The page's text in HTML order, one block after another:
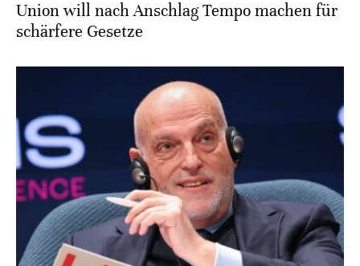
Union will nach Anschlag Tempo machen für
schärfere Gesetze